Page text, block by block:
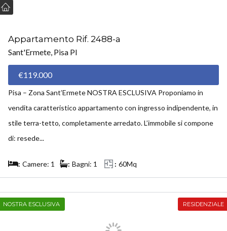
Appartamento Rif. 2488-a
Sant'Ermete, Pisa PI
€119.000
Pisa – Zona Sant’Ermete NOSTRA ESCLUSIVA Proponiamo in
vendita caratteristico appartamento con ingresso indipendente, in
stile terra-tetto, completamente arredato. L’immobile si compone
di: resede...
Camere: 1 Bagni: 1 60Mq
NOSTRA ESCLUSIVA RESIDENZIALE